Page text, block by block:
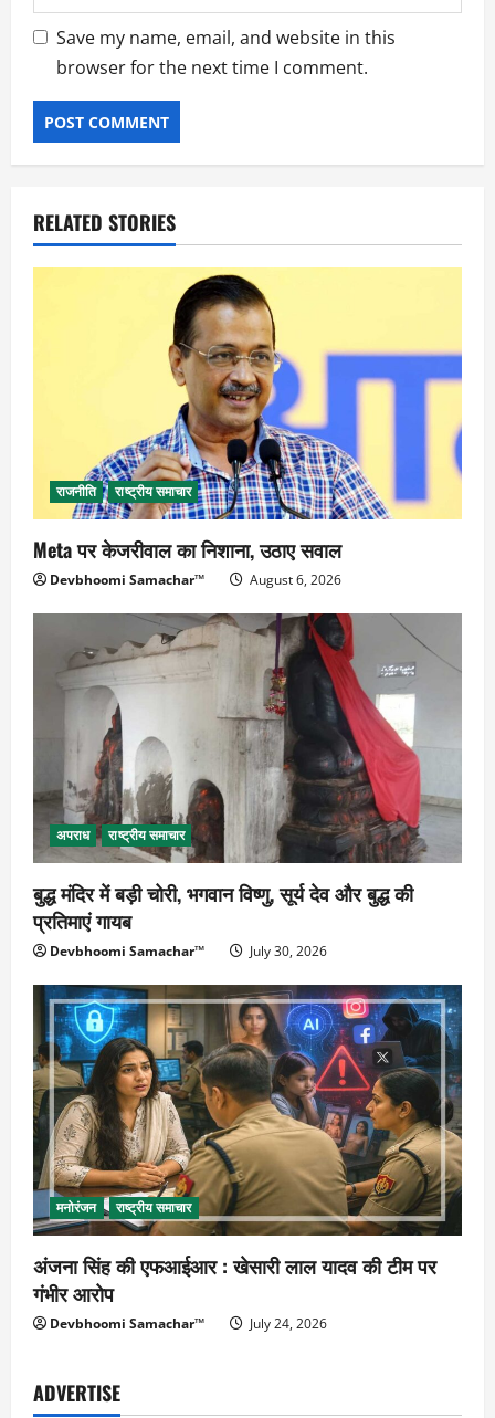
Save my name, email, and website in this
browser for the next time I comment.
RELATED STORIES
राजनीति राष्ट्रीय समाचार
Meta पर केजरीवाल का निशाना, उठाए सवाल
Devbhoomi Samachar™ August 6, 2026
अपराध राष्ट्रीय समाचार
बुद्ध मंदिर में बड़ी चोरी, भगवान विष्णु, सूर्य देव और बुद्ध की
प्रतिमाएं गायब
Devbhoomi Samachar™ July 30, 2026
मनोरंजन राष्ट्रीय समाचार
अंजना सिंह की एफआईआर : खेसारी लाल यादव की टीम पर
गंभीर आरोप
Devbhoomi Samachar™ July 24, 2026
ADVERTISE